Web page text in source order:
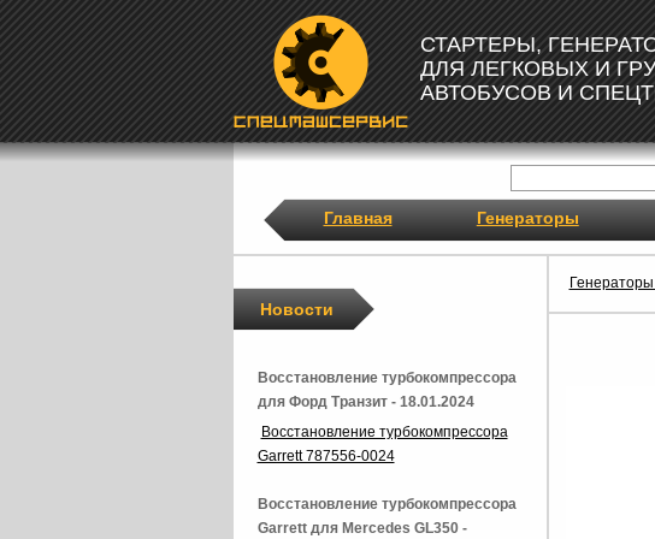
СТАРТЕРЫ,
ДЛЯ ЛЕГКОВЫХ И
АВТОБУСОВ И
Главная Генераторы
Новости
Восстановление турбокомпрессора
для Форд Транзит - 18.01.2024
Восстановление турбокомпрессора
Garrett 787556-0024
Восстановление турбокомпрессора
Garrett для Mercedes GL350 -